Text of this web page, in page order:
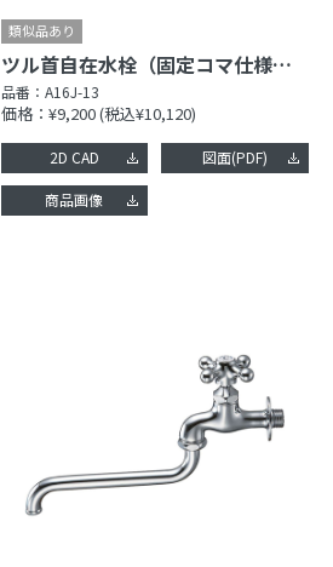
ツル首自在水栓（固定コマ仕様）［共用形］
品番： A16J-13
価格：¥9,200(税込¥10,120)
2D CAD 図面(PDF)
商品画像